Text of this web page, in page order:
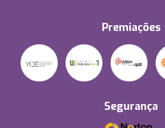
Premiações
Segurança